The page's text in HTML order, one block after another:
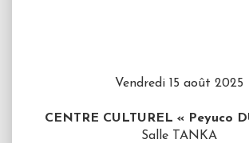
Vendredi 15 août 2025
CENTRE CULTUREL « Peyuco
Salle TANKA